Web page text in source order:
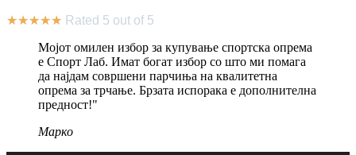
★★★★★ Rated 5 out of 5
Мојот омилен избор за купување спортска опрема
е Спорт Лаб. Имат богат избор со што ми помага
да најдам совршени парчиња на квалитетна
опрема за трчање. Брзата испорака е дополнителна
предност!"
Марко